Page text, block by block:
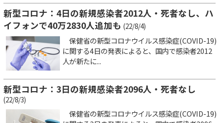
新型コロナ：4日の新規感染者2012人・死者なし、ハ
イフォンで40万2830人追加も (22/8/4)
保健省の新型コロナウイルス感染症(COVID-19)
に関する4日の発表によると、国内で感染者2012
人が新たに...
新型コロナ：3日の新規感染者2096人・死者なし
(22/8/3)
保健省の新型コロナウイルス感染症(COVID-19)